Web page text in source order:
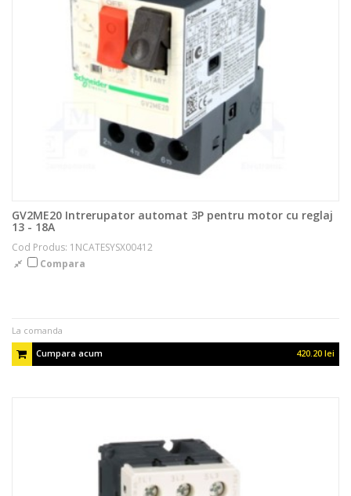
GV2ME20 Intrerupator automat 3P pentru motor cu reglaj
13 - 18A
Cod Produs: 1NCATESYSX00412
Compara
La comanda
Cumpara acum
420.20 lei